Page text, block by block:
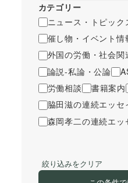
カテゴリー
ニュース・トピック
催し物・イベント情
外国の労働・社会関
論説-私論・公論
労働相談
書籍案内
脇田滋の連続エッセ
森岡孝二の連続エッ
絞り込みをクリア